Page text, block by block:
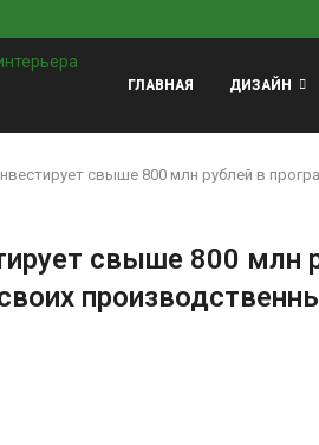
ГЛАВНАЯ ДИЗАЙН
свыше 800 млн рублей в
свыше 800 млн